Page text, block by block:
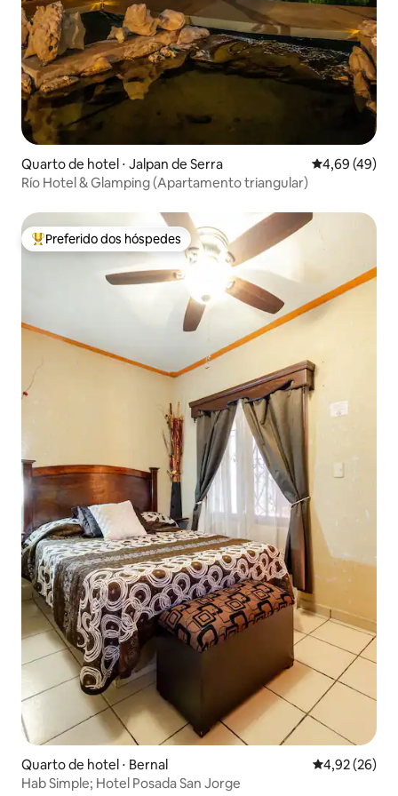
Quarto de hotel ⋅ Jalpan de Serra 4,69 de uma
4,69 (49)
Río Hotel & Glamping (Apartamento triangular)
Entre os melhores preferidos dos hóspedes
Preferido dos hóspedes
Quarto de hotel ⋅ Bernal 4,92 de uma
4,92 (26)
Hab Simple; Hotel Posada San Jorge